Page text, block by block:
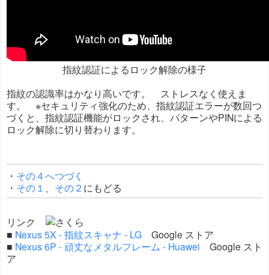
指紋認証によるロック解除の様子
指紋の認識率はかなり高いです。 ストレスなく使えま
す。 ※セキュリティ強化のため、指紋認証エラーが数回つ
づくと、指紋認証機能がロックされ、パターンやPINによる
ロック解除に切り替わります。
・ その４へつづく
・ その１ その２ にもどる
リンク
■ Nexus 5X - 指紋スキャナ - LG Google ストア
■ Nexus 6P - 頑丈なメタルフレーム - Huawei Google スト
ア